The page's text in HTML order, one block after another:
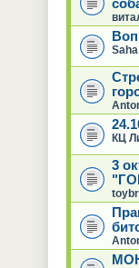
Saha
КЦ
3